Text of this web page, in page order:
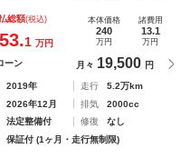
パッケージ レーダーセ
ッケージ ナビゲーショ
ンスドサウンドシステ
総額(税込)
1 万円
本体価格
240
万円
諸費用
13.1
万円
ーン 月々 19,500 円
2019年 走行
5.2万km
2026年12月 排気
2000cc
法定整備付 修復
なし
保証付 (1ヶ月・走行無制限)